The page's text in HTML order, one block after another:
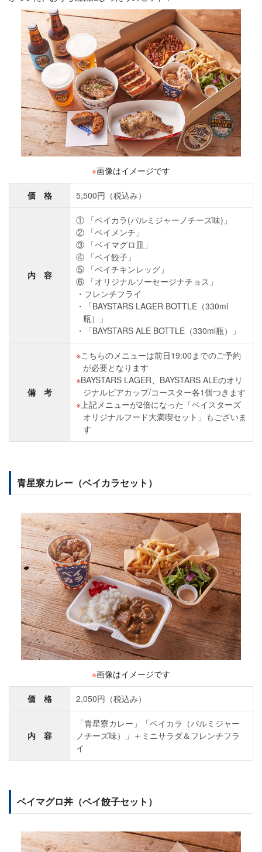
※画像はイメージです
価 格 5,500円（税込み）
内 容
① 「ベイカラ(パルミジャーノチーズ味)」
② 「ベイメンチ」
③ 「ベイマグロ皿」
④ 「ベイ餃子」
⑤ 「ベイチキンレッグ」
⑥ 「オリジナルソーセージナチョス」
フレンチフライ
「BAYSTARS LAGER BOTTLE（330ml
瓶）」
「BAYSTARS ALE BOTTLE（330ml瓶）」
備 考
こちらのメニューは前日19:00までのご予約
が必要となります
BAYSTARS LAGER、BAYSTARS ALEのオリ
ジナルビアカップ/コースター各1個つきます
上記メニューが2倍になった「ベイスターズ
オリジナルフード大満喫セット」もございま
す
青星寮カレー（ベイカラセット）
※画像はイメージです
価 格 2,050円（税込み）
内 容
「青星寮カレー」「ベイカラ（パルミジャー
ノチーズ味）」＋ミニサラダ＆フレンチフラ
イ
ベイマグロ丼（ベイ餃子セット）